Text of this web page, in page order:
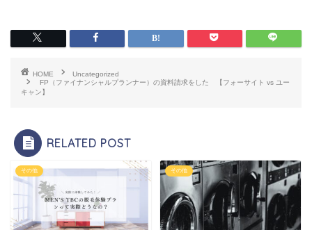
HOME
Uncategorized
FP（ファイナンシャルプランナー）の資料請求をした 【フォーサイト vs ユー
キャン】
RELATED POST
その他 その他